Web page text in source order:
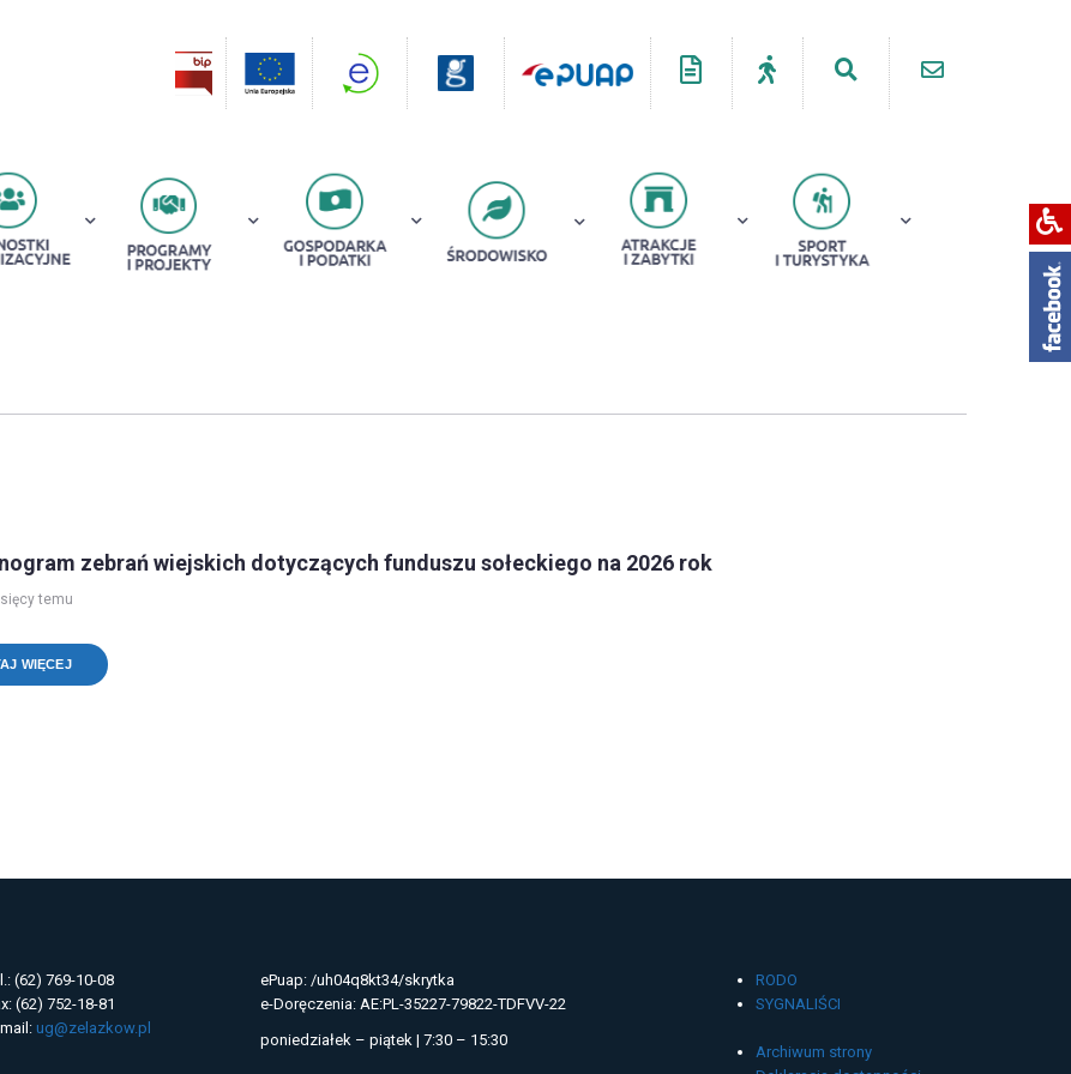
zebrań wiejskich dotyczących funduszu sołeckiego na 2026 rok
temu
WIĘCEJ
(62) 769-10-08
(62) 752-18-81
ug@zelazkow.pl
ePuap: /uh04q8kt34/skrytka
e-Doręczenia: AE:PL-35227-79822-TDFVV-22
poniedziałek – piątek | 7:30 – 15:30
RODO
SYGNALIŚCI
Archiwum strony